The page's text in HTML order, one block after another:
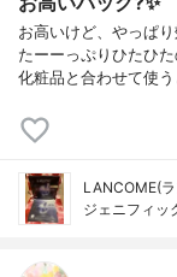
お高いけど、やっぱ
たーーっぷりひたひ
化粧品と合わせて使
LANCOME(
ジェニフィッ